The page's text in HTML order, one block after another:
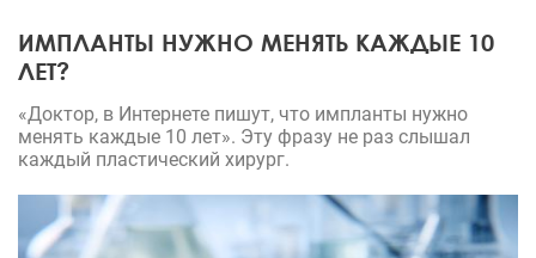
ИМПЛАНТЫ НУЖНО МЕНЯТЬ КАЖДЫЕ 10
ЛЕТ?
«Доктор, в Интернете пишут, что импланты нужно
менять каждые 10 лет». Эту фразу не раз слышал
каждый пластический хирург.